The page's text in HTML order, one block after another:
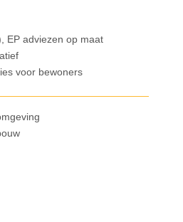
EP adviezen op maat
voor bewoners